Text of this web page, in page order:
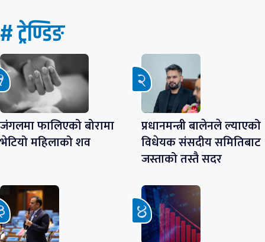
# ट्रेण्डिङ
जंगलमा फालिएको बोरामा
भेटियो महिलाको शव
प्रधानमन्त्री बालेनले ल्याएको
विधेयक संसदीय समितिबाट
जस्ताको तस्तै सदर